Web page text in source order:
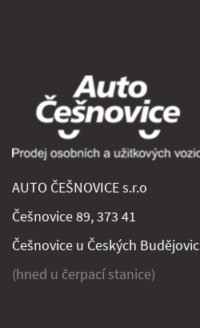
AUTO ČEŠNOVICE s.r.o
Češnovice 89, 373 41
Češnovice u Českých Budějovic
(hned u čerpací stanice)